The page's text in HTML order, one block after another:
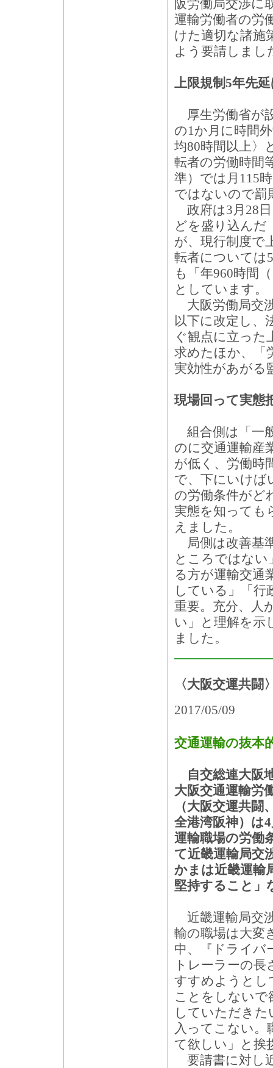
阪労働局交渉に
運輸労働者の労
けた適切な諸施
よう要請しまし
上限規制5年先
厚生労働省が
の1か月に時間
均80時間以上〉
転者の労働時間
準）では月115
ではないので罰
政府は3月28
どを盛り込んだ
が、現行制度で
転者については
も「年960時間
としています。
大阪労働局交
以下に改定し、
ぐ観点に立っ
求めたほか、「
実効性があがる
現場回って実態
組合側は「一
のに交通運輸産
が低く、労働時
で、下にいけば
の労働条件がど
実態を知っても
えました。
局側は改善基
ところではない
る方が運輸交通
している」「行
重要。充分、人
い」と理解を示
ました。
〈大阪交運共
2017/05/09
交通運輸の抜本
自交総連大阪
大阪交通運輸労
（大阪交運共闘
全港湾阪神）は
運輸職場の労働
て近畿運輸局交
かまは近畿運輸
堅持すること」
近畿運輸局交
輸の職場は大変
中、『ドライバ
トレーラーの
すすめようとし
ことをしないで
していただきた
入ってこない。
て欲しい」と挨
要請書に対し